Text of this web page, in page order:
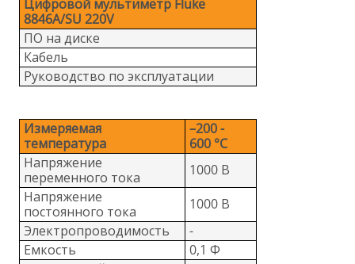
Цифровой мультиметр Fluke
8846A/SU 220V
ПО на диске
Кабель
Руководство по эксплуатации
Измеряемая
температура
–200 -
600 °C
Напряжение
переменного тока
1000 В
Напряжение
постоянного тока
1000 В
Электропроводимость
-
Емкость
0,1 Ф